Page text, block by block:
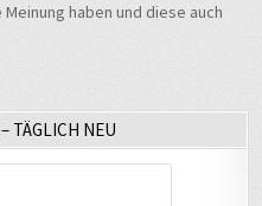
haben und diese auch
TÄGLICH NEU